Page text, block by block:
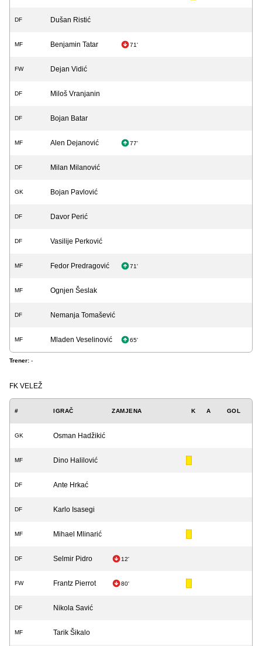
DF Dušan Ristić
MF Benjamin Tatar 71'
FW Dejan Vidić
DF Miloš Vranjanin
DF Bojan Batar
MF Alen Dejanović 77'
DF Milan Milanović
GK Bojan Pavlović
DF Davor Perić
DF Vasilije Perković
MF Fedor Predragović 71'
MF Ognjen Šeslak
DF Nemanja Tomašević
MF Mladen Veselinović 65'
Trener: -
FK VELEŽ
# IGRAČ ZAMJENA K A GOL
GK Osman Hadžikić
MF Dino Halilović
DF Ante Hrkać
DF Karlo Isasegi
MF Mihael Mlinarić
DF Selmir Pidro 12'
FW Frantz Pierrot 80'
DF Nikola Savić
MF Tarik Šikalo